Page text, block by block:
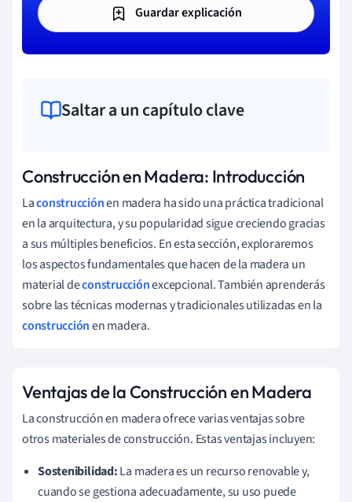
Guardar explicación
Saltar a un capítulo clave
Construcción en Madera: Introducción
Laconstrucciónen madera ha sido una práctica tradicional
en la arquitectura, y su popularidad sigue creciendo gracias
a sus múltiples beneficios. En esta sección, exploraremos
los aspectos fundamentales que hacen de la madera un
material deconstrucciónexcepcional. También aprenderás
sobre las técnicas modernas y tradicionales utilizadas en la
construcciónen madera.
Ventajas de la Construcción en Madera
La construcción en madera ofrece varias ventajas sobre
otros materiales de construcción. Estas ventajas incluyen:
Sostenibilidad:La madera es un recurso renovable y,
cuando se gestiona adecuadamente, su uso puede